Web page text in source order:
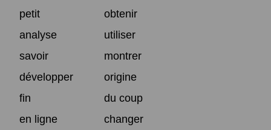
petit
obtenir
analyse
utiliser
savoir
montrer
développer
origine
fin
du coup
en ligne
changer